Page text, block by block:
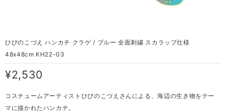
ひびのこづえ ハンカチ クラゲ / ブルー 全面刺繍 スカラップ仕様
48x48cm KH22-03
¥2,530
コスチュームアーティストひびのこづえさんによる、海辺の生き物をテー
マに描かれたハンカチ。